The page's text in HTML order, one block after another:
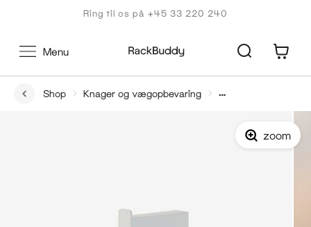
Ring til os på +45 33 220 240
Menu
Shop
Knager og vægopbevaring
zoom